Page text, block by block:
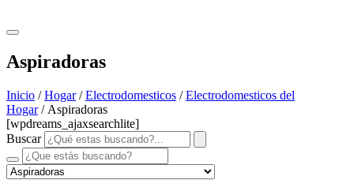
Aspiradoras
Inicio /Hogar/Electrodomesticos /Electrodomesticos del
Hogar/ Aspiradoras
[wpdreams_ajaxsearchlite]
Buscar